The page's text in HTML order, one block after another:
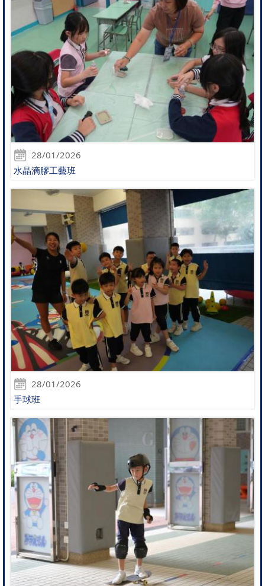
28/01/2026
水晶滴膠工藝班
28/01/2026
手球班